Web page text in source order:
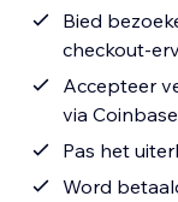
Bied
checkout-
Accepteer
via
Pas het
Word